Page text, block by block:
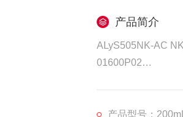
产品简介
ALyS505NK-AC
01600P02
产品名称：
产品型号：